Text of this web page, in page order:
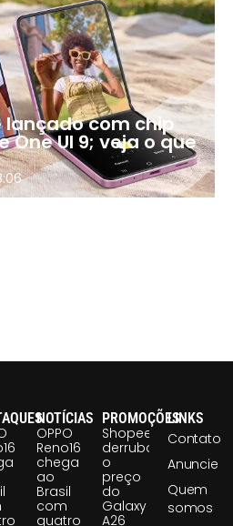
lançado com chip
One UI 9; veja o que
NOTÍCIAS
OPPO
Reno16
chega
ao
Brasil
com
quatro
PROMOÇÕES
Shopee
derruba
o
preço
do
Galaxy
A26
LINKS
Contato
Anuncie
Quem
somos